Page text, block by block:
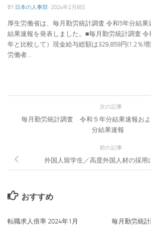
BY 日本の人事部 · 2024年2月8日
厚生労働省は、毎月勤労統計調査 令和5年分結果
結果速報を発表しました。■毎月勤労統計調査
年と比較して）現金給与総額は329,859円(1.2％
労働者...
次の記事
毎月勤労統計調査 令和５年分結果速報およ
分結果速報
前の記事
外国人留学生／高度外国人材の採用
おすすめ
転職求人倍率 2024年1月
毎月勤労統